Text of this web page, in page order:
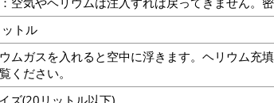
トル
ムガスを入れると空中に浮きます。ヘリウム充
ください。
ズ(20リットル以下)